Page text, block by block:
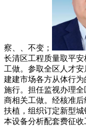
察、、不变；
长清区工程质量取平
工做。参取全区人才
建建市场各方从体行
施行。担任监视办理
商相关工做。经核准
扶植，组织订定新型
本设备分析配套费征